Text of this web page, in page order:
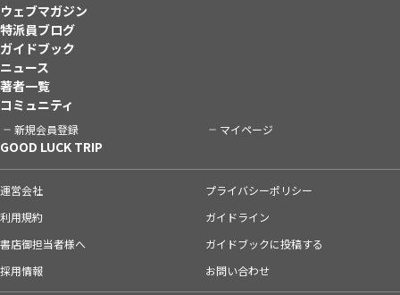
ウェブマガジン
特派員ブログ
ガイドブック
ニュース
著者一覧
コミュニティ
新規会員登録 マイページ
GOOD LUCK TRIP
運営会社
プライバシーポリシー
利用規約
ガイドライン
書店御担当者様へ
ガイドブックに投稿する
採用情報
お問い合わせ